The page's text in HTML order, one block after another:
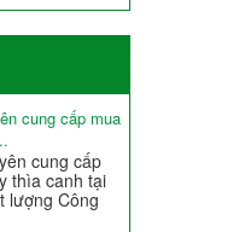
cung cấp mua
cung cấp
thìa canh tại
lượng Công